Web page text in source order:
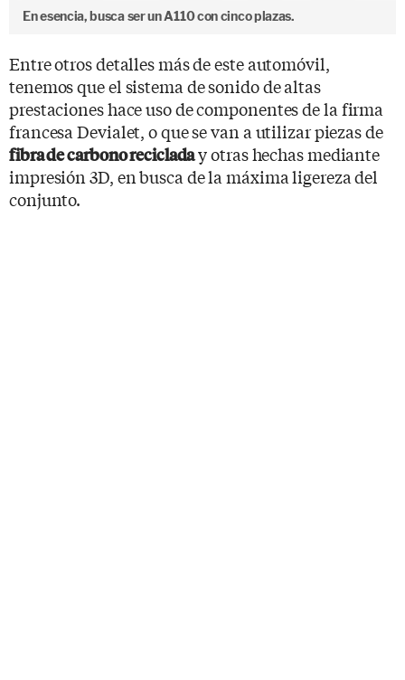
En esencia, busca ser un A110 con cinco plazas.
Entre otros detalles más de este automóvil,
tenemos que el sistema de sonido de altas
prestaciones hace uso de componentes de la firma
francesa Devialet, o que se van a utilizar piezas de
fibra de carbono recicladay otras hechas mediante
impresión 3D, en busca de la máxima ligereza del
conjunto.